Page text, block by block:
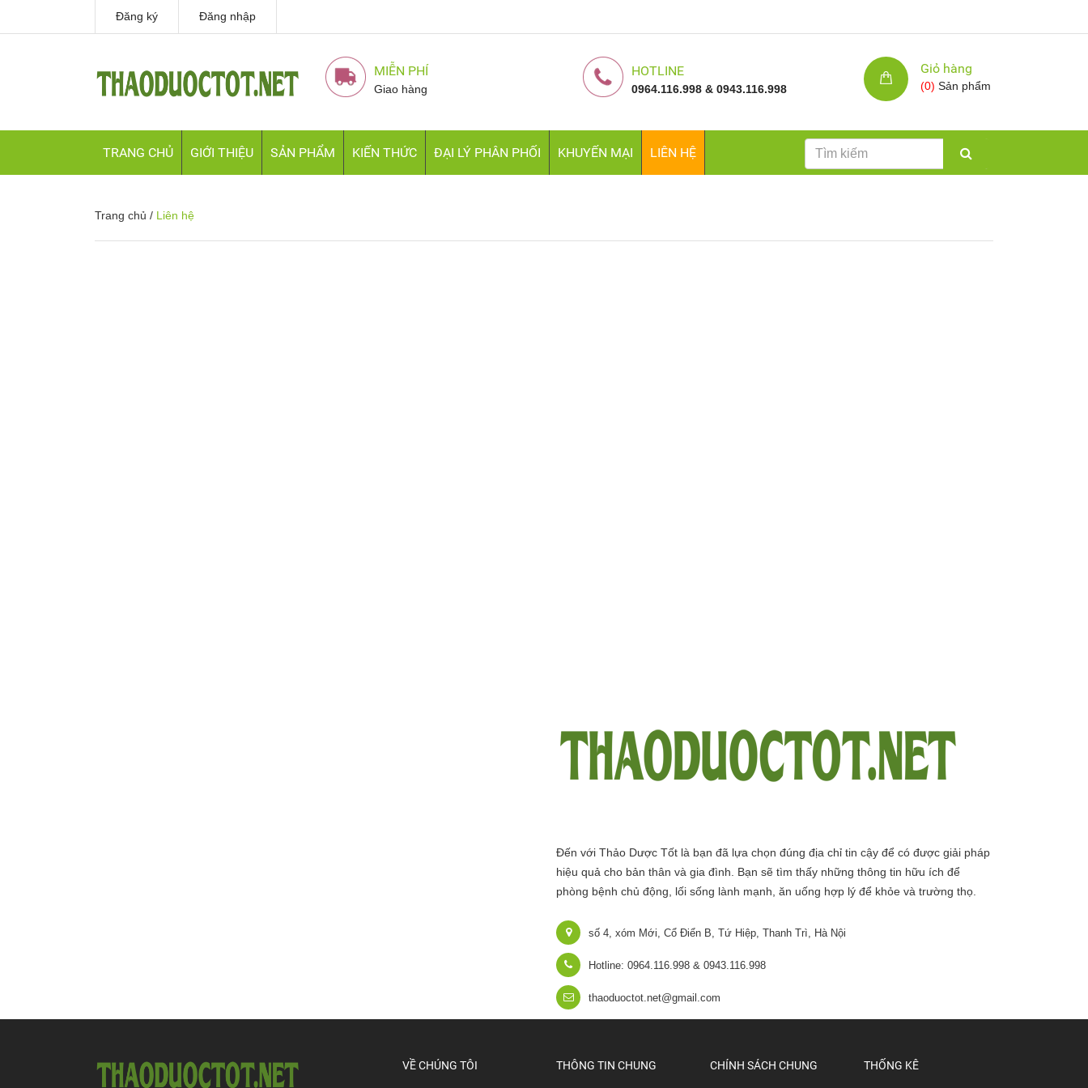
Đăng ký Đăng nhập
MIỄN PHÍ
Giao hàng
HOTLINE
0964.116.998 & 0943.116.998
Giỏ hàng
(0) Sản phẩm
TRANG CHỦ GIỚI THIỆU SẢN PHẨM KIẾN THỨC ĐẠI LÝ PHÂN PHỐI KHUYẾN MẠI LIÊN HỆ
Trang chủ / Liên hệ
Đến với Thảo Dược Tốt là bạn đã lựa chọn đúng địa chỉ tin cậy để có được giải pháp
hiệu quả cho bản thân và gia đình. Bạn sẽ tìm thấy những thông tin hữu ích để
phòng bệnh chủ động, lối sống lành mạnh, ăn uống hợp lý để khỏe và trường thọ.
số 4, xóm Mới, Cổ Điển B, Tứ Hiệp, Thanh Trì, Hà Nội
Hotline: 0964.116.998 & 0943.116.998
thaoduoctot.net@gmail.com
VỀ CHÚNG TÔI THÔNG TIN CHUNG CHÍNH SÁCH CHUNG THỐNG KÊ